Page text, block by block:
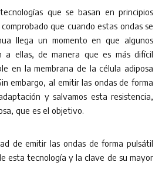
que se basan en principios
que cuando estas ondas se
llega un momento en que algunos
a ellas, de manera que es más difícil
en la membrana de la célula adiposa
embargo, al emitir las ondas de forma
y salvamos esta resistencia,
que es el objetivo.
de emitir las ondas de forma pulsátil
esta tecnología y la clave de su mayor